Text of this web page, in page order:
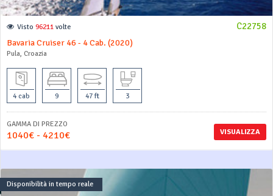
C22758
Visto 96211 volte
Bavaria Cruiser 46 - 4 Cab. (2020)
Pula, Croazia
4 cab 9 47 ft 3
VISUALIZZA
GAMMA DI PREZZO
1040€ - 4210€
Disponibilità in tempo reale